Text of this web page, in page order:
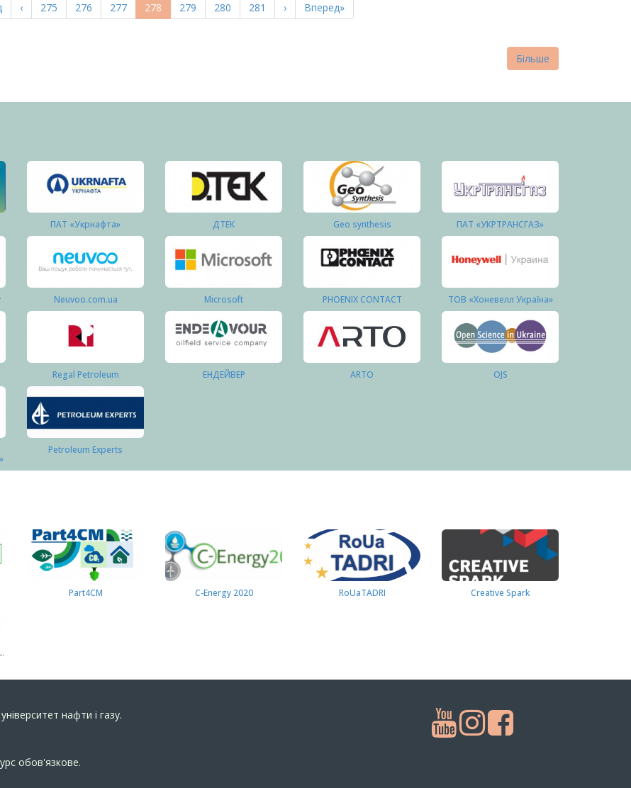
Попередня
сторінка
‹ Page
275 Page
276 Page
277
Поточна
сторінка
278 Page
279 Page
280 Page
281
Наступна
сторінка
›
Остання
сторінка
Вперед»
Більше
ПАТ «Укрнафта» ДТЕК Geo synthesis ПАТ «УКРТРАНСГАЗ»
Neuvoo.com.ua Microsoft PHOENIX CONTACT ТОВ «Хоневелл Україна»
Regal Petroleum ЕНДЕЙВЕР ARTO OJS
Petroleum Experts
Part4СМ C-Energy 2020 RoUaTADRI Creative Spark
нафти і газу.
обов'язкове.